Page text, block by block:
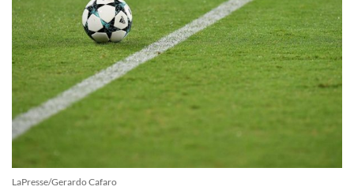
LaPresse/Gerardo Cafaro